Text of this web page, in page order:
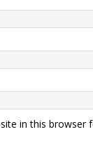
in this